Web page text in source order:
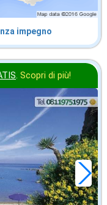
impegno
. Scopri di più!